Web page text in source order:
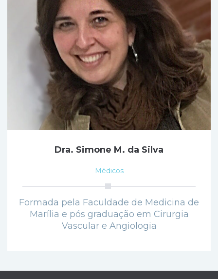
Dra. Simone M. da Silva
Médicos
Formada pela Faculdade de Medicina de
Marília e pós graduação em Cirurgia
Vascular e Angiologia